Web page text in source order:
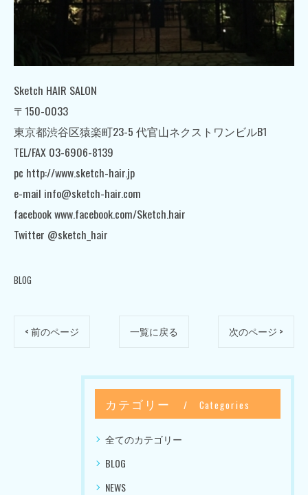
Sketch HAIR SALON
〒150-0033
東京都渋谷区猿楽町23-5 代官山ネクストワンビルB1
TEL/FAX 03-6906-8139
pc http://www.sketch-hair.jp
e-mail info@sketch-hair.com
facebook www.facebook.com/Sketch.hair
Twitter @sketch_hair
BLOG
< 前のページ 一覧に戻る 次のページ >
カテゴリー Categories
全てのカテゴリー
BLOG
NEWS